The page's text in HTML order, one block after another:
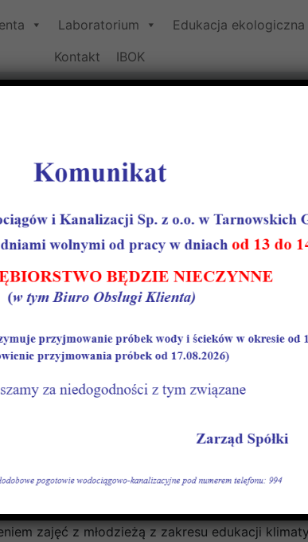
Laboratorium
Edukacja ekologiczna
Kontakt
IBOK
dostępna– sprawdź
i wygraj nagrody
„Akademia Wodna”, która w prosty sposób
Jej zadaniem jest zarówno uczyć o
zrealizujesz szereg ciekawych i ważnych
i trendy globalne w kontekście zmian klimatu,
ujęcie historyczne, wyzwania w regionie
jak zatrzymać wodę w naszym otoczeniu,
z wody, w jaki sposób jest dostarczana
osoby dorosłe, ale także osoby
zajęć z młodzieżą z zakresu edukacji